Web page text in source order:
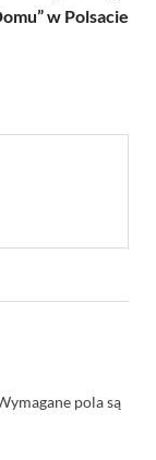
w Polsacie
pola są